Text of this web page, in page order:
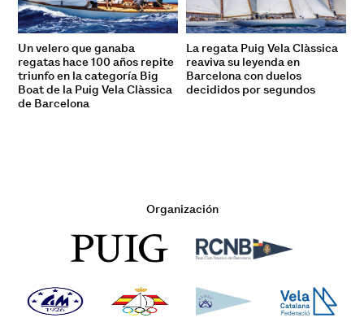
Un velero que ganaba
regatas hace 100 años repite
triunfo en la categoría Big
Boat de la Puig Vela Clàssica
de Barcelona
La regata Puig Vela Clàssica
reaviva su leyenda en
Barcelona con duelos
decididos por segundos
Organización